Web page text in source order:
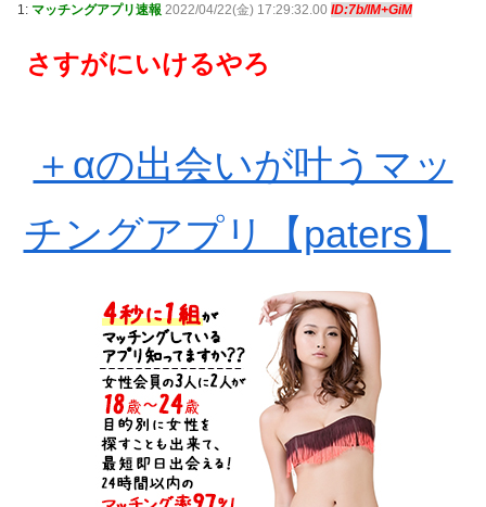
1: マッチングアプリ速報 2022/04/22(金) 17:29:32.00 ID:7b/lM+GiM
さすがにいけるやろ
＋αの出会いが叶うマッ
チングアプリ【paters】